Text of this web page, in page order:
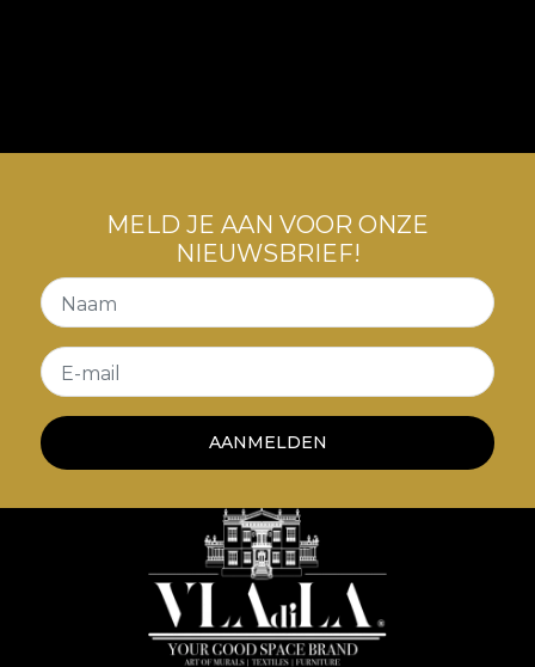
MELD JE AAN VOOR ONZE
NIEUWSBRIEF!
Naam
E-mail
AANMELDEN